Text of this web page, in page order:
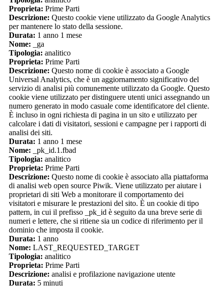
Proprieta: Prime Parti
Descrizione: Questo cookie viene utilizzato da Google Analytics
per mantenere lo stato della sessione.
Durata: 1 anno 1 mese
Nome: _ga
Tipologia: analitico
Proprieta: Prime Parti
Descrizione: Questo nome di cookie è associato a Google
Universal Analytics, che è un aggiornamento significativo del
servizio di analisi più comunemente utilizzato da Google. Questo
cookie viene utilizzato per distinguere utenti unici assegnando un
numero generato in modo casuale come identificatore del cliente.
È incluso in ogni richiesta di pagina in un sito e utilizzato per
calcolare i dati di visitatori, sessioni e campagne per i rapporti di
analisi dei siti.
Durata: 1 anno 1 mese
Nome: _pk_id.1.fbad
Tipologia: analitico
Proprieta: Prime Parti
Descrizione: Questo nome di cookie è associato alla piattaforma
di analisi web open source Piwik. Viene utilizzato per aiutare i
proprietari di siti Web a monitorare il comportamento dei
visitatori e misurare le prestazioni del sito. È un cookie di tipo
pattern, in cui il prefisso _pk_id è seguito da una breve serie di
numeri e lettere, che si ritiene sia un codice di riferimento per il
dominio che imposta il cookie.
Durata: 1 anno
Nome: LAST_REQUESTED_TARGET
Tipologia: analitico
Proprieta: Prime Parti
Descrizione: analisi e profilazione navigazione utente
Durata: 5 minuti